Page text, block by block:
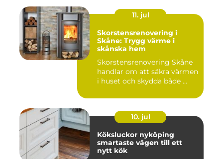
11. jul
Skorstensrenovering i
Skåne: Trygg värme i
skånska hem
Skorstensrenovering Skåne
handlar om att säkra värmen
i huset och skydda både ...
10. jul
Köksluckor nyköping
smartaste vägen till ett
nytt kök